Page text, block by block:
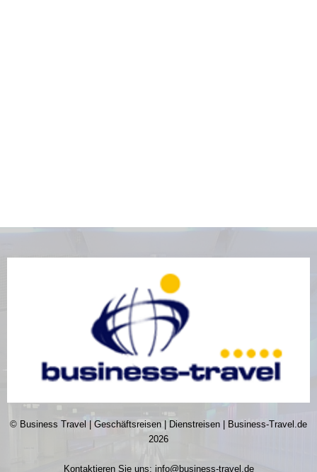
© Business Travel | Geschäftsreisen | Dienstreisen | Business-Travel.de
2026
Kontaktieren Sie uns: info@business-travel.de